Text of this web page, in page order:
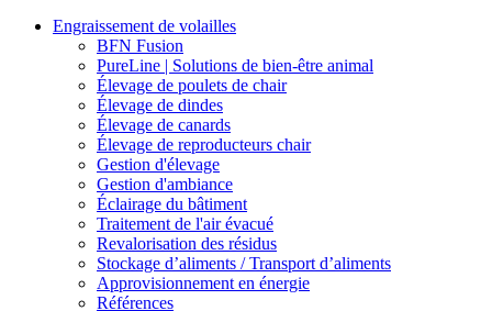
Engraissement de volailles
BFN Fusion
PureLine | Solutions de bien-être animal
Élevage de poulets de chair
Élevage de dindes
Élevage de canards
Élevage de reproducteurs chair
Gestion d'élevage
Gestion d'ambiance
Éclairage du bâtiment
Traitement de l'air évacué
Revalorisation des résidus
Stockage d’aliments / Transport d’aliments
Approvisionnement en énergie
Références